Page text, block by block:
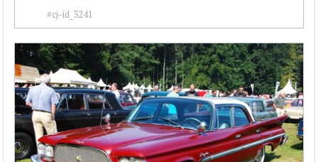
#cj-id_3241